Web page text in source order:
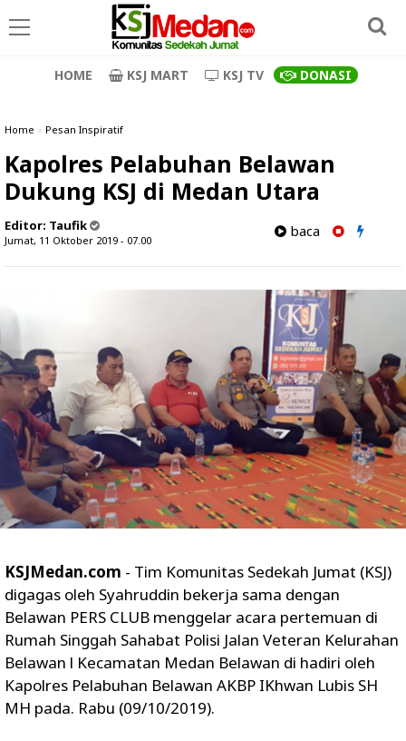
HOME KSJ MART KSJ TV DONASI
Home » Pesan Inspiratif
Kapolres Pelabuhan Belawan
Dukung KSJ di Medan Utara
Editor: Taufik
Jumat, 11 Oktober 2019 - 07.00
baca
KSJMedan.com - Tim Komunitas Sedekah Jumat (KSJ)
digagas oleh Syahruddin bekerja sama dengan
Belawan PERS CLUB menggelar acara pertemuan di
Rumah Singgah Sahabat Polisi Jalan Veteran Kelurahan
Belawan l Kecamatan Medan Belawan di hadiri oleh
Kapolres Pelabuhan Belawan AKBP IKhwan Lubis SH
MH pada. Rabu (09/10/2019).